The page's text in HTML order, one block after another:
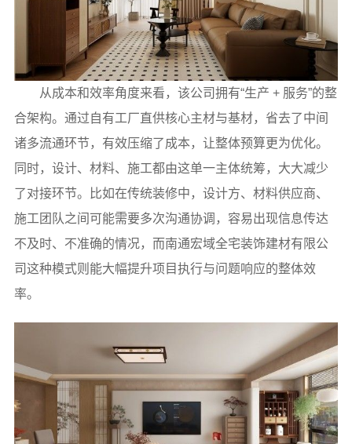
从成本和效率角度来看，该公司拥有“生产 + 服务”的整
合架构。通过自有工厂直供核心主材与基材，省去了中间
诸多流通环节，有效压缩了成本，让整体预算更为优化。
同时，设计、材料、施工都由这单一主体统筹，大大减少
了对接环节。比如在传统装修中，设计方、材料供应商、
施工团队之间可能需要多次沟通协调，容易出现信息传达
不及时、不准确的情况，而南通宏域全宅装饰建材有限公
司这种模式则能大幅提升项目执行与问题响应的整体效
率。